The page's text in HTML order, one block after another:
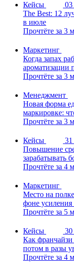
Кейсы
03
The Best: 12
в июле
Прочтёте за 3
Маркетинг
Когда запах
ароматизации
Прочтёте за 3
Менеджмент
Новая форма
маркировке:
Прочтёте за 3
Кейсы
Повышение
зарабатывать
Прочтёте за 4
Маркетинг
Место на
фоне
Прочтёте за 5
Кейсы
Как
потом в разы
Прочтёте за 4